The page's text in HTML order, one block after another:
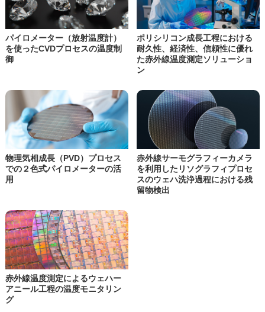
パイロメーター（放射温度計）
を使ったCVDプロセスの温度制
御
ポリシリコン成長工程における
耐久性、経済性、信頼性に優れ
た赤外線温度測定ソリューショ
ン
物理気相成長（PVD）プロセス
での２色式パイロメーターの活
用
赤外線サーモグラフィーカメラ
を利用したリソグラフィプロセ
スのウェハ洗浄過程における残
留物検出
赤外線温度測定によるウェハー
アニール工程の温度モニタリン
グ